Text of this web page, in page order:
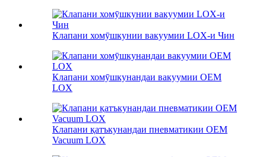
Клапани хомӯшкунии вакуумии LOX-и Чин
Клапани хомӯшкунандаи вакуумии OEM
LOX
Клапани қатъкунандаи пневматикии OEM
Vacuum LOX